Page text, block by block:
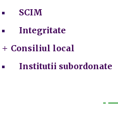
SCIM
Integritate
Consiliul local
Institutii subordonate